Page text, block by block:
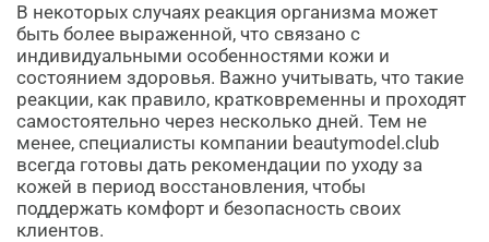
В некоторых случаях реакция организма может
быть более выраженной, что связано с
индивидуальными особенностями кожи и
состоянием здоровья. Важно учитывать, что такие
реакции, как правило, кратковременны и проходят
самостоятельно через несколько дней. Тем не
менее, специалисты компании beautymodel.club
всегда готовы дать рекомендации по уходу за
кожей в период восстановления, чтобы
поддержать комфорт и безопасность своих
клиентов.